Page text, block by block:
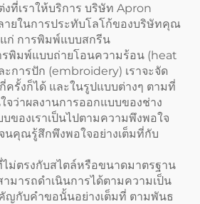
งที่เราให้บริการ บริษัท Apron
ายในการประทับโลโก้ของบริษัทคุณ
ก่ การพิมพ์แบบสกรีน
พิมพ์แบบถ่ายโอนความร้อน (heat
การปัก (embroidery) เราจะจัด
ครั้งก็ได้ และในรูปแบบต่างๆ ตามที่
จว่าผลงานการออกแบบของช่าง
ของเราเป็นไปตามความพึงพอใจ
คุณรู้สึกพึงพอใจอย่างเต็มที่กับ
ม่ตรงกับสไตล์หรือขนาดมาตรฐาน
มารถดำเนินการได้ตามความเป็น
คัญกับคำขอนั้นอย่างเต็มที่ ตามพันธ